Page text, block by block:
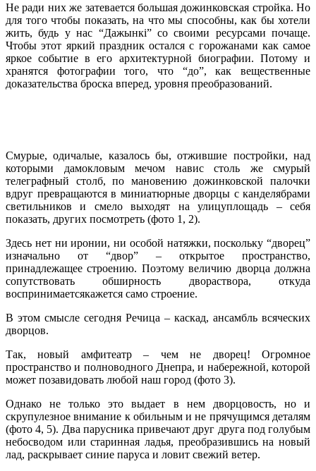
Не ради них же затевается большая дожинковская стройка. Но
для того чтобы показать, на что мы способны, как бы хотели
жить, будь у нас “Дажынкi” со своими ресурсами почаще.
Чтобы этот яркий праздник остался с горожанами как самое
яркое событие в его архитектурной биографии. Потому и
хранятся фотографии того, что “до”, как вещественные
доказательства броска вперед, уровня преобразований.
Смурые, одичалые, казалось бы, отжившие постройки, над
которыми дамокловым мечом навис столь же смурый
телеграфный столб, по мановению дожинковской палочки
вдруг превращаются в миниатюрные дворцы с канделябрами
светильников и смело выходят на улицу­площадь – себя
показать, других посмотреть (фото 1, 2).
Здесь нет ни иронии, ни особой натяжки, поскольку “дворец”
изначально от “двор” – открытое пространство,
принадлежащее строению. Поэтому величию дворца должна
сопутствовать обширность двора­створа, откуда
воспринимаетсякажется само строение.
В этом смысле сегодня Речица – каскад, ансамбль всяческих
дворцов.
Так, новый амфитеатр – чем не дворец! Огромное
пространство и полноводного Днепра, и набережной, которой
может позавидовать любой наш город (фото 3).
Однако не только это выдает в нем дворцовость, но и
скрупулезное внимание к обильным и не прячущимся деталям
(фото 4, 5). Два парусника привечают друг друга под голубым
небосводом или старинная ладья, преобразившись на новый
лад, раскрывает синие паруса и ловит свежий ветер.